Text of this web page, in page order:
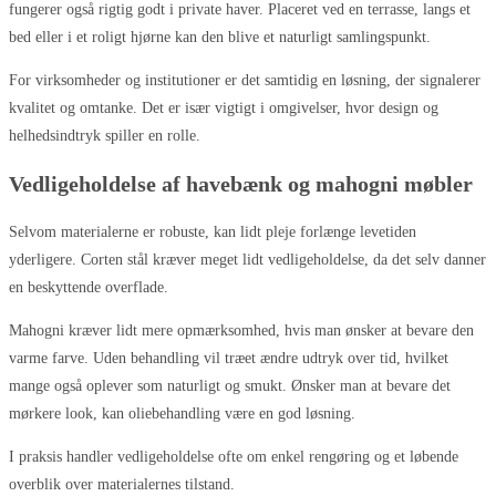
fungerer også rigtig godt i private haver. Placeret ved en terrasse, langs et
bed eller i et roligt hjørne kan den blive et naturligt samlingspunkt.
For virksomheder og institutioner er det samtidig en løsning, der signalerer
kvalitet og omtanke. Det er især vigtigt i omgivelser, hvor design og
helhedsindtryk spiller en rolle.
Vedligeholdelse af havebænk og mahogni møbler
Selvom materialerne er robuste, kan lidt pleje forlænge levetiden
yderligere. Corten stål kræver meget lidt vedligeholdelse, da det selv danner
en beskyttende overflade.
Mahogni kræver lidt mere opmærksomhed, hvis man ønsker at bevare den
varme farve. Uden behandling vil træet ændre udtryk over tid, hvilket
mange også oplever som naturligt og smukt. Ønsker man at bevare det
mørkere look, kan oliebehandling være en god løsning.
I praksis handler vedligeholdelse ofte om enkel rengøring og et løbende
overblik over materialernes tilstand.